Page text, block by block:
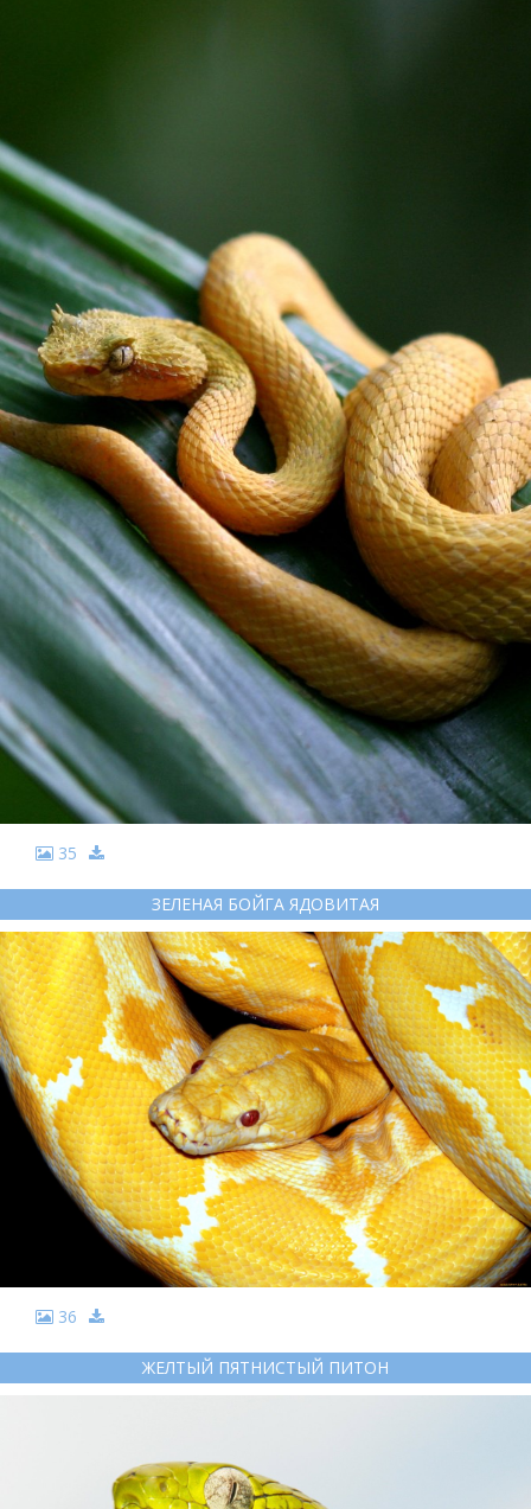
35
ЗЕЛЕНАЯ БОЙГА ЯДОВИТАЯ
36
ЖЕЛТЫЙ ПЯТНИСТЫЙ ПИТОН